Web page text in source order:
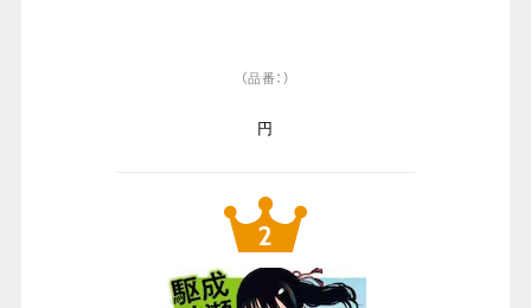
（品番：）
円